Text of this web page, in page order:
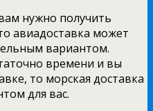
нужно получить
авиадоставка может
вариантом.
времени и вы
то морская доставка
для вас.